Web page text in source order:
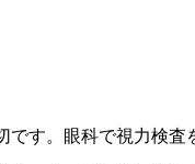
です。眼科で視力検査